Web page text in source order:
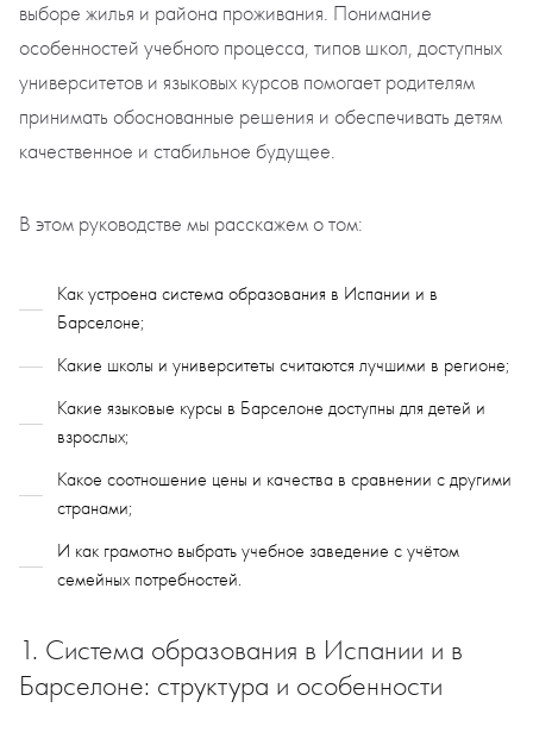
выборе жилья и района проживания. Понимание
особенностей учебного процесса, типов школ, доступных
университетов и языковых курсов помогает родителям
принимать обоснованные решения и обеспечивать детям
качественное и стабильное будущее.
В этом руководстве мы расскажем о том:
Как устроена система образования в Испании и в
Барселоне;
Какие школы и университеты считаются лучшими в регионе;
Какие языковые курсы в Барселоне доступны для детей и
взрослых;
Какое соотношение цены и качества в сравнении с другими
странами;
И как грамотно выбрать учебное заведение с учётом
семейных потребностей.
1. Система образования в Испании и в
Барселоне: структура и особенности